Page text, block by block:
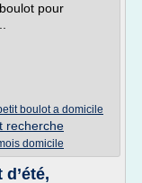
pour
boulot a domicile
recherche
domicile